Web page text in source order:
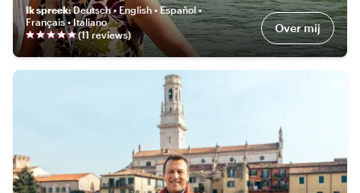
Ik spreek:Deutsch • English • Español •
Français • Italiano
(11reviews) Over mij